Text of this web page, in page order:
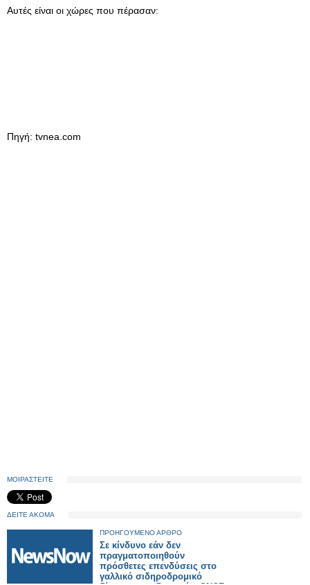
Αυτές είναι οι χώρες που πέρασαν:
Πηγή: tvnea.com
ΜΟΙΡΑΣΤΕΙΤΕ
ΔΕΙΤΕ ΑΚΟΜΑ
ΠΡΟΗΓΟΥΜΕΝΟ ΑΡΘΡΟ
Σε κίνδυνο εάν δεν
πραγματοποιηθούν
πρόσθετες επενδύσεις στο
γαλλικό σιδηροδρομικό